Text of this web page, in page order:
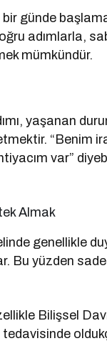
günde
adımlarla,
mümkündür.
yaşanan
“Benim
var”
Almak
genellikle
Bu yüzden
Bilişsel